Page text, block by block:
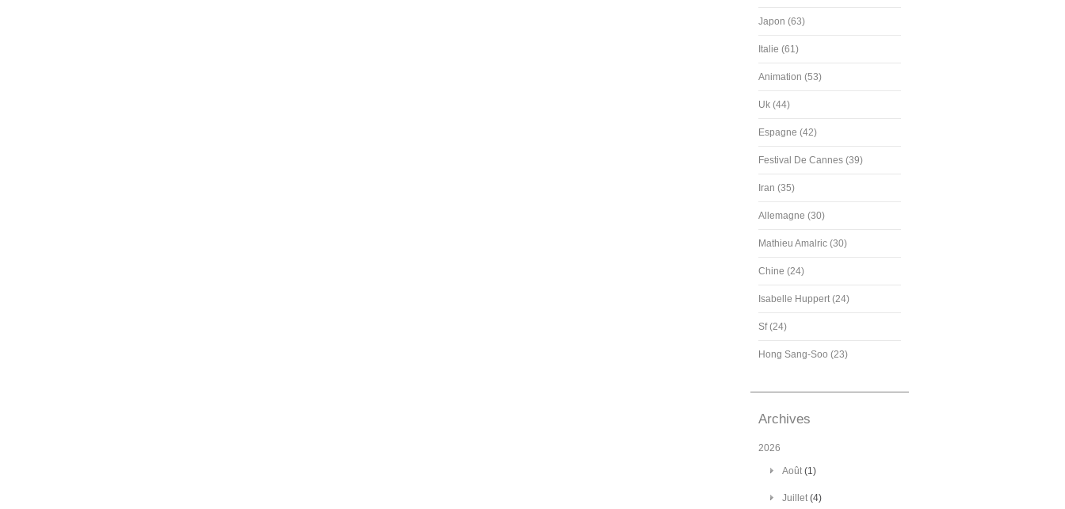
Japon (63)
Italie (61)
Animation (53)
Uk (44)
Espagne (42)
Festival De Cannes (39)
Iran (35)
Allemagne (30)
Mathieu Amalric (30)
Chine (24)
Isabelle Huppert (24)
Sf (24)
Hong Sang-Soo (23)
Archives
2026
Août(1)
Juillet(4)